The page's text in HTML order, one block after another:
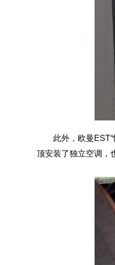
此外，欧曼
顶安装了独立空调，